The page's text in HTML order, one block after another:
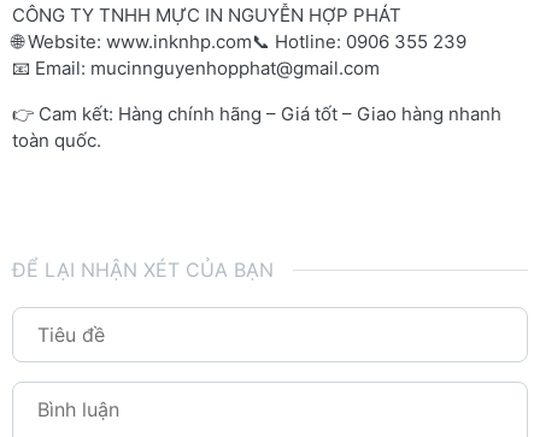
CÔNG TY TNHH MỰC IN NGUYỄN HỢP PHÁT
🌐 Website: www.inknhp.com📞 Hotline: 0906 355 239
📧 Email: mucinnguyenhopphat@gmail.com
👉 Cam kết: Hàng chính hãng – Giá tốt – Giao hàng nhanh
toàn quốc.
ĐỂ LẠI NHẬN XÉT CỦA BẠN